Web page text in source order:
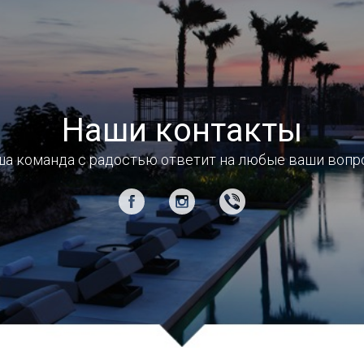
Наши контакты
команда с радостью ответит на любые ваши